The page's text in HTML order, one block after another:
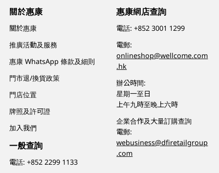
關於惠康
關於惠康
推廣活動及服務
惠康 WhatsApp 條款及細則
門市退/換貨政策
門店位置
牌照及許可證
加入我們
一般查詢
電話:+852 2299 1133
惠康網店查詢
電話:+852 3001 1299
電郵:
onlineshop@wellcome.com
.hk
辦公時間:
星期一至日
上午九時至晚上六時
企業合作及大量訂購查詢
電郵:
webusiness@dfiretailgroup
.com